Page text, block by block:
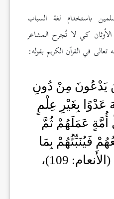
باستخدام لغة السباب
كي لا تُجرح المشاعر
في القرآن الكريم بقوله:
يَدْعُونَ مِنْ دُونِ
عَدْوًا بِغَيْرِ عِلْمٍ
أُمَّةٍ عَمَلَهُمْ ثُمَّ
فَيُنَبِّئُهُمْ بِمَا
(الأَنعام: 109)،